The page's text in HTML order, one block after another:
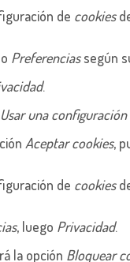
de cookies
Preferenciassegún
.
Usar una
Aceptar cookies,
de cookies
, luego Privacidad.
la opción Bloquear